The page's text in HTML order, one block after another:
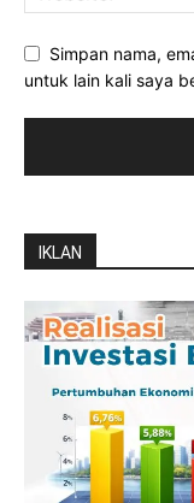
Simpan nama,
untuk lain kali saya
IKLAN